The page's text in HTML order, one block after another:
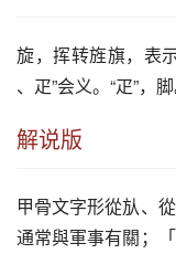
旋，挥转旌旗，表
、疋”会义。“疋”，脚
解说版
甲骨文字形從㫃、
通常與軍事有關；